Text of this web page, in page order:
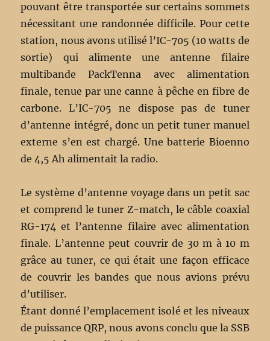
pouvant être transportée sur certains sommets
nécessitant une randonnée difficile. Pour cette
station, nous avons utilisé l’IC-705 (10 watts de
sortie) qui alimente une antenne filaire
multibande PackTenna avec alimentation
finale, tenue par une canne à pêche en fibre de
carbone. L’IC-705 ne dispose pas de tuner
d’antenne intégré, donc un petit tuner manuel
externe s’en est chargé. Une batterie Bioenno
de 4,5 Ah alimentait la radio.
Le système d’antenne voyage dans un petit sac
et comprend le tuner Z-match, le câble coaxial
RG-174 et l’antenne filaire avec alimentation
finale. L’antenne peut couvrir de 30 m à 10 m
grâce au tuner, ce qui était une façon efficace
de couvrir les bandes que nous avions prévu
d’utiliser.
Étant donné l’emplacement isolé et les niveaux
de puissance QRP, nous avons conclu que la SSB